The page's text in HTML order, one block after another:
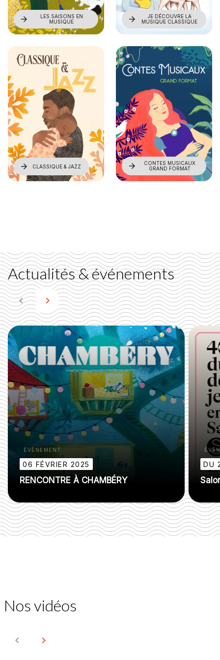
arrow_forward
LES SAISONS EN
MUSIQUE
arrow_forward
JE DÉCOUVRE LA
MUSIQUE CLASSIQUE
arrow_forward CLASSIQUE & JAZZ arrow_forward
CONTES MUSICAUX
GRAND FORMAT
Actualités & événements
navigate_before navigate_next
ÉVÈNEMENT
06 FÉVRIER 2025
RENCONTRE À CHAMBÉRY
DU
Nos vidéos
navigate_before navigate_next